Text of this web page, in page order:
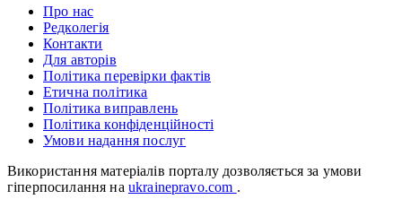
Про нас
Редколегія
Контакти
Для авторів
Політика перевірки фактів
Етична політика
Політика виправлень
Політика конфіденційності
Умови надання послуг
Використання матеріалів порталу дозволяється за умови
гіперпосилання на ukrainepravo.com .